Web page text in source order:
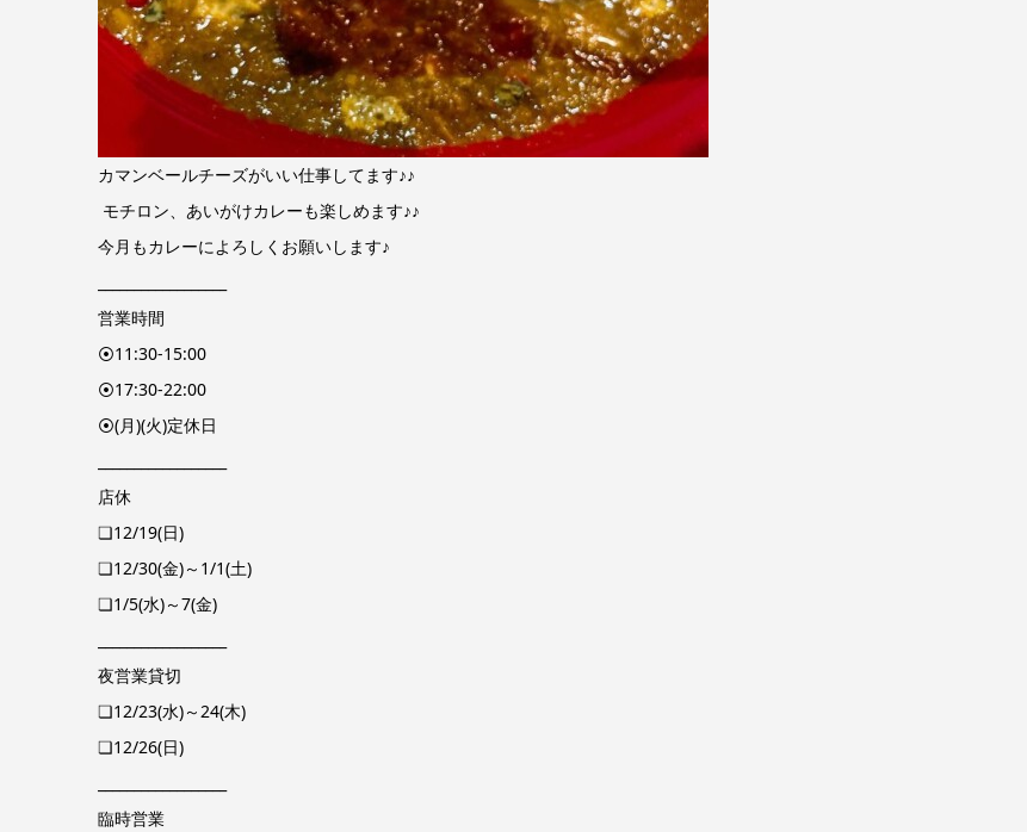
カマンベールチーズがいい仕事してます♪♪
モチロン、あいがけカレーも楽しめます♪♪
今月もカレーによろしくお願いします♪
営業時間
⦿11:30-15:00
⦿17:30-22:00
⦿(月)(火)定休日
店休
❏12/19(日)
❏12/30(金)～1/1(土)
❏1/5(水)～7(金)
夜営業貸切
❏12/23(水)～24(木)
❏12/26(日)
臨時営業